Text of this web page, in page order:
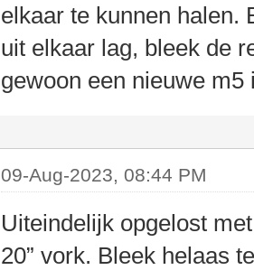
elkaar te kunnen halen.
uit elkaar lag, bleek de
gewoon een nieuwe m5
09-Aug-2023, 08:44 PM
Uiteindelijk opgelost
20” vork. Bleek helaas